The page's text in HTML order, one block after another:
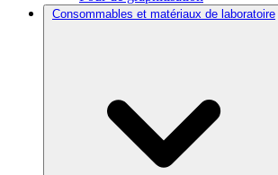
Consommables et matériaux de laboratoire